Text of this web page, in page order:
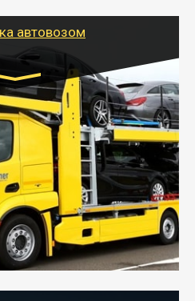
автовозом
Тайгер Логистик – это
доставить несколько
одну поездку в другой
организует доставку
оптимальный маршрут с
по пути следования.